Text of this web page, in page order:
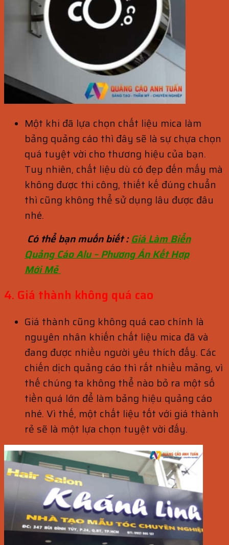
Một khi đã lựa chọn chất liệu mica làm
bảng quảng cáo thì đây sẽ là sự chựa chọn
quá tuyệt vời cho thương hiệu của bạn.
Tuy nhiên, chất liệu dù có đẹp đến mấy mà
không được thi công, thiết kế đúng chuẩn
thì cũng không thể sử dụng lâu được đâu
nhé.
Có thể bạn muốn biết :Giá Làm Biển
Quảng Cáo Alu – Phương Án Kết Hợp
Mới Mẻ
4. Giá thành không quá cao
Giá thành cũng không quá cao chính là
nguyên nhân khiến chất liệu mica đã và
đang được nhiều người yêu thích đấy. Các
chiến dịch quảng cáo thì rất nhiều mảng, vì
thế chúng ta không thể nào bỏ ra một số
tiền quá lớn để làm bảng hiệu quảng cáo
nhé. Vì thế, một chất liệu tốt với giá thành
rẻ sẽ là một lựa chọn tuyệt vời đấy.